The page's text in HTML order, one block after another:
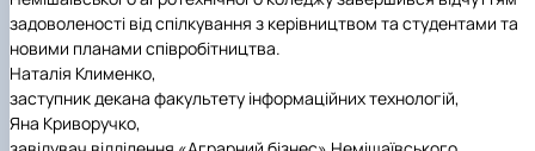
задоволеності від спілкування з керівництвом та студентами та
новими планами співробітництва.
Наталія Клименко,
заступник декана факультету інформаційних технологій,
Яна Криворучко,